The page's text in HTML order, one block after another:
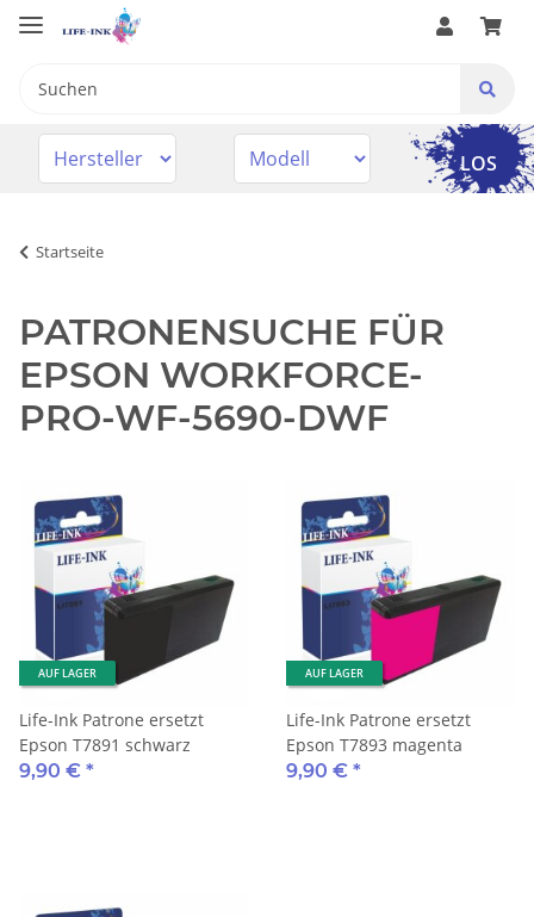
LOS
Startseite
PATRONENSUCHE FÜR
EPSON WORKFORCE-
PRO-WF-5690-DWF
AUF LAGER
Life-Ink Patrone ersetzt
Epson T7891 schwarz
9,90 € *
AUF LAGER
Life-Ink Patrone ersetzt
Epson T7893 magenta
9,90 € *